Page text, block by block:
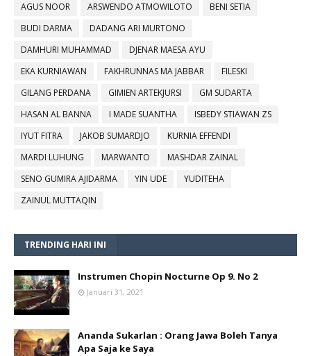
AGUS NOOR ARSWENDO ATMOWILOTO
BENI SETIA
BUDI DARMA
DADANG ARI MURTONO
DAMHURI MUHAMMAD
DJENAR MAESA AYU
EKA KURNIAWAN
FAKHRUNNAS MA JABBAR
FILESKI
GILANG PERDANA
GIMIEN ARTEKJURSI
GM SUDARTA
HASAN AL BANNA
I MADE SUANTHA
ISBEDY STIAWAN ZS
IYUT FITRA
JAKOB SUMARDJO
KURNIA EFFENDI
MARDI LUHUNG
MARWANTO
MASHDAR ZAINAL
SENO GUMIRA AJIDARMA
YIN UDE
YUDITEHA
ZAINUL MUTTAQIN
TRENDING HARI INI
Instrumen Chopin Nocturne Op 9. No 2
Januari 31, 2021
Ananda Sukarlan : Orang Jawa Boleh Tanya
Apa Saja ke Saya